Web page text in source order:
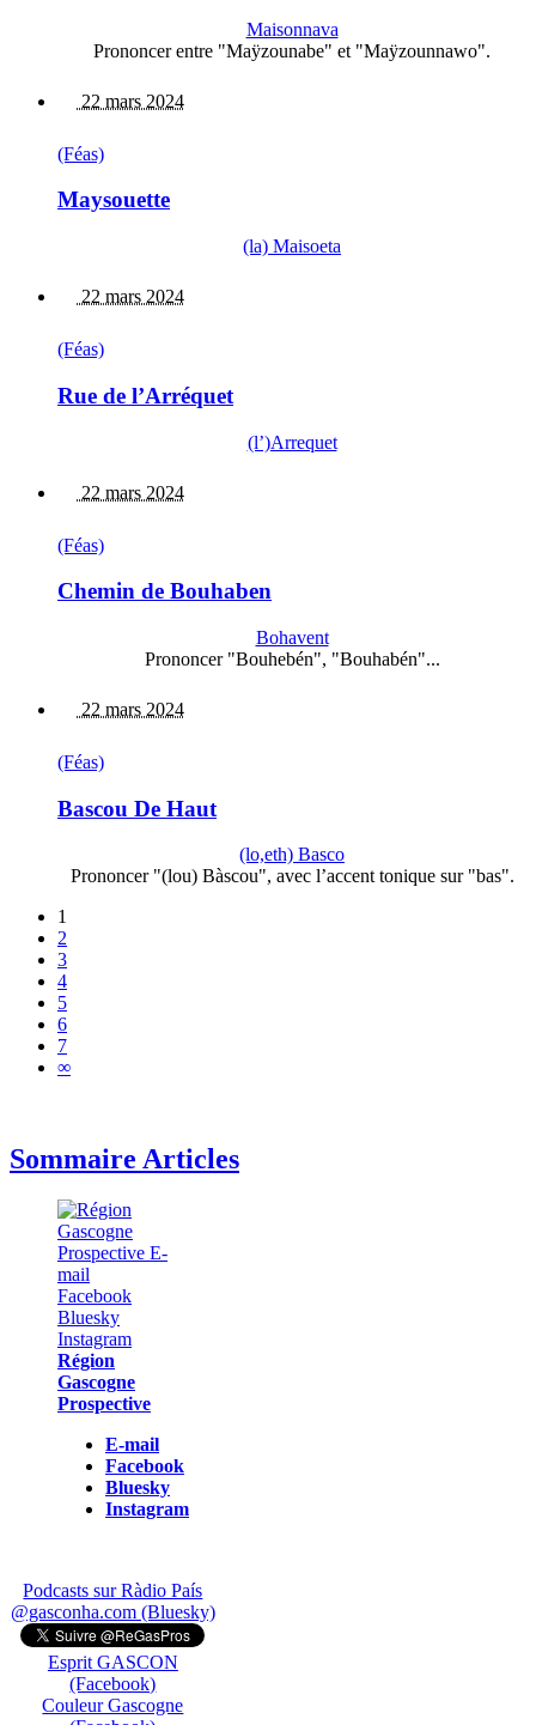
Maisonnava
Prononcer entre "Maÿzounabe" et "Maÿzounnawo".
22 mars 2024
(Féas)
Maysouette
(la) Maisoeta
22 mars 2024
(Féas)
Rue de l’Arréquet
(l’)Arrequet
22 mars 2024
(Féas)
Chemin de Bouhaben
Bohavent
Prononcer "Bouhebén", "Bouhabén"...
22 mars 2024
(Féas)
Bascou De Haut
(lo,eth) Basco
Prononcer "(lou) Bàscou", avec l’accent tonique sur "bas".
1
2
3
4
5
6
7
∞
Sommaire Articles
Région
Gascogne
Prospective
E-mail
Facebook
Bluesky
Instagram
Podcasts sur Ràdio País
@gasconha.com (Bluesky)
Esprit GASCON
(Facebook)
Couleur Gascogne